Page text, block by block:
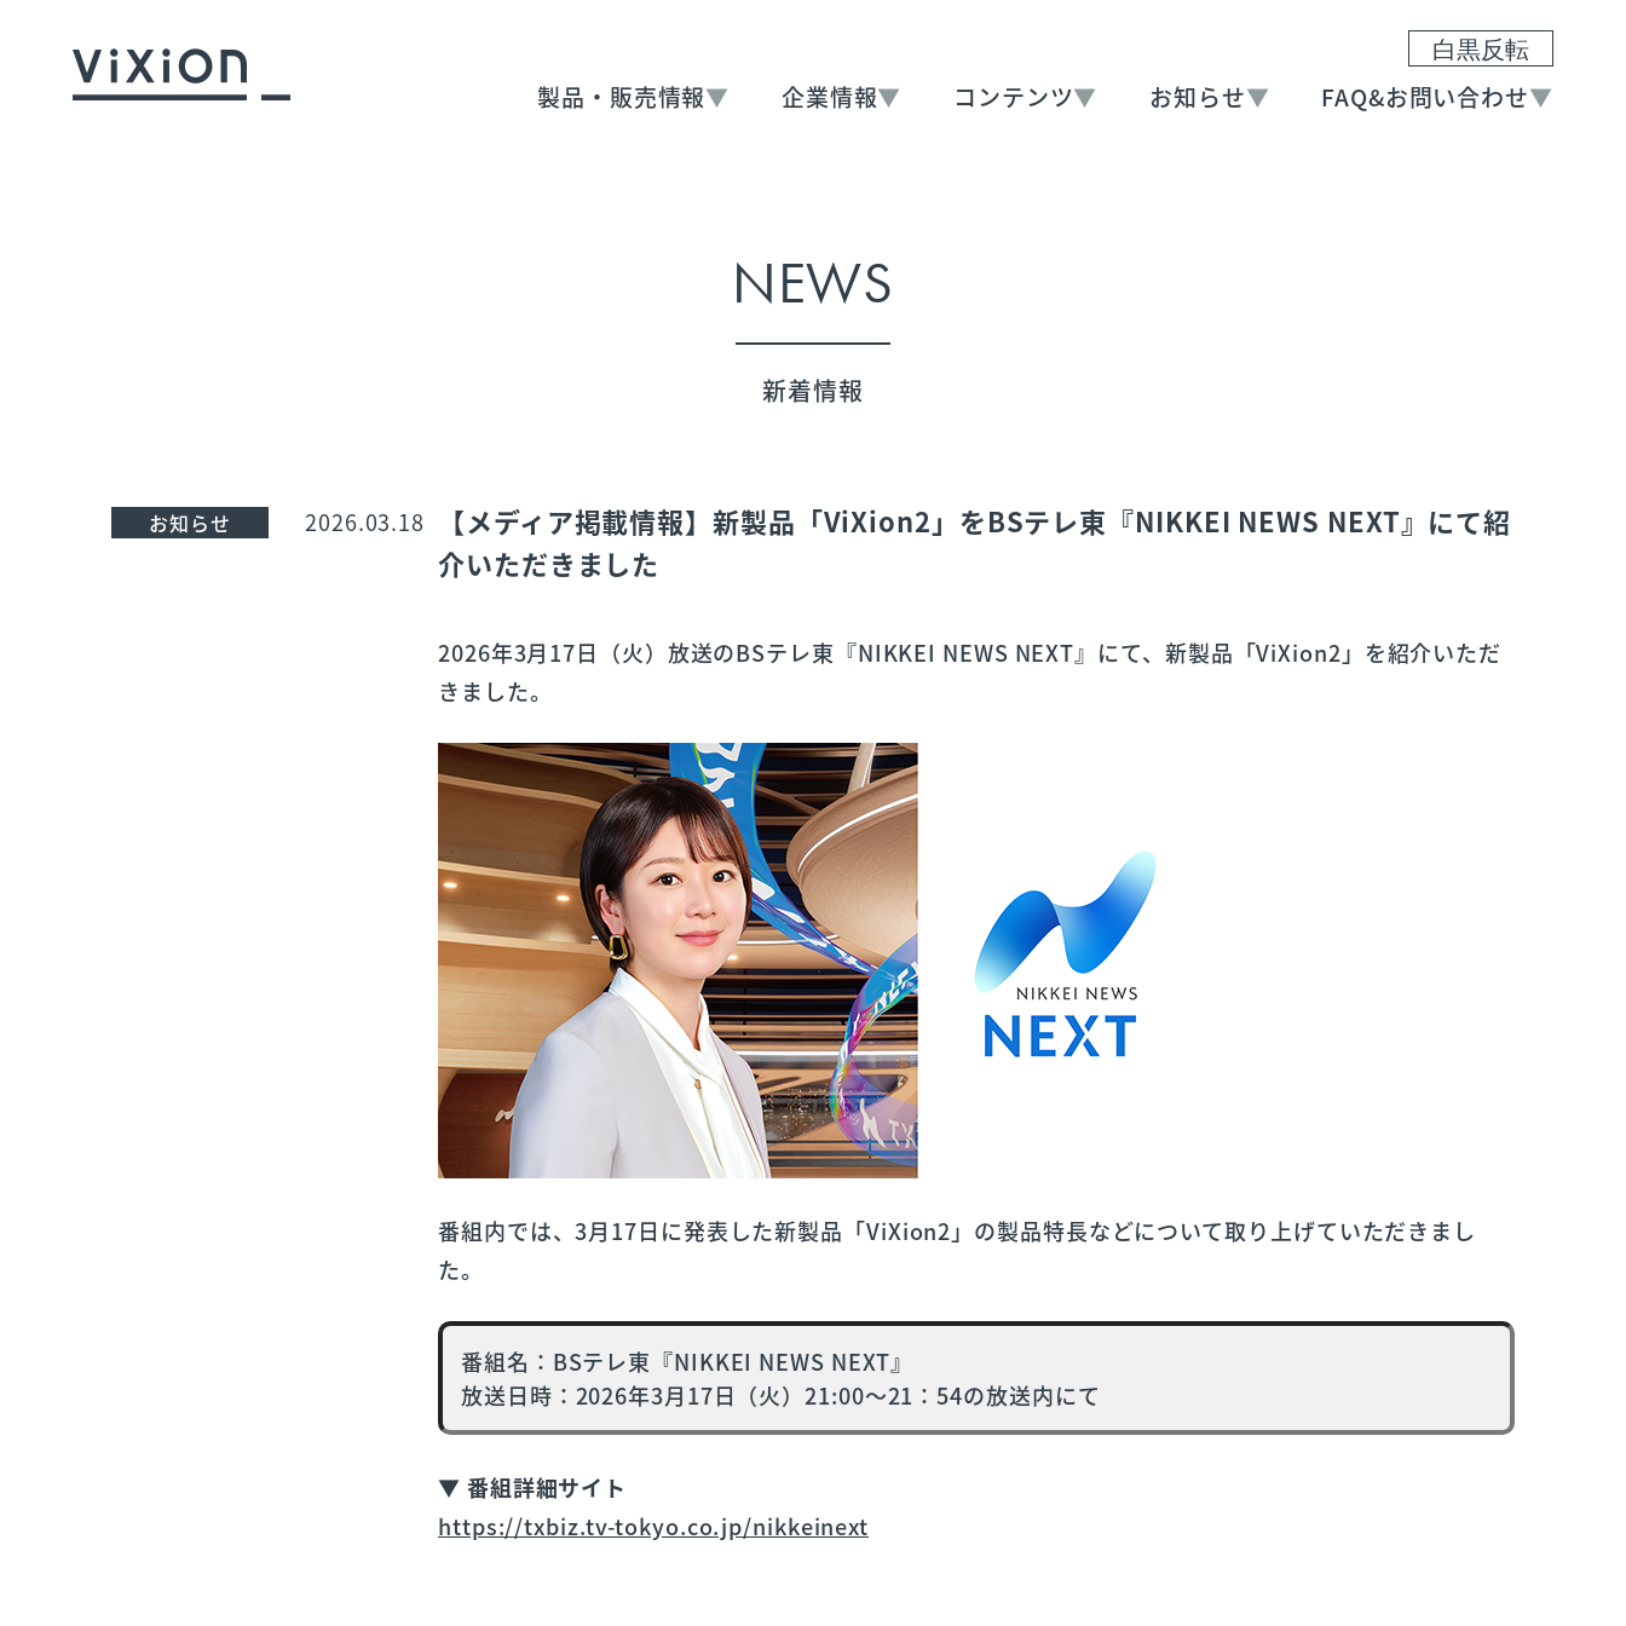
白黒反転
製品・販売情報▼ 企業情報▼ コンテンツ▼ お知らせ▼ FAQ&お問い合わせ▼
NEWS
新着情報
お知らせ 2026.03.18
【メディア掲載情報】新製品「ViXion2」をBSテレ東『NIKKEI NEWS NEXT』にて紹
介いただきました
2026年3月17日（火）放送のBSテレ東『NIKKEI NEWS NEXT』にて、新製品「ViXion2」を紹介いただ
きました。
番組内では、3月17日に発表した新製品「ViXion2」の製品特長などについて取り上げていただきまし
た。
番組名：BSテレ東『NIKKEI NEWS NEXT』
放送日時：2026年3月17日（火）21:00～21：54の放送内にて
▼ 番組詳細サイト
https://txbiz.tv-tokyo.co.jp/nikkeinext